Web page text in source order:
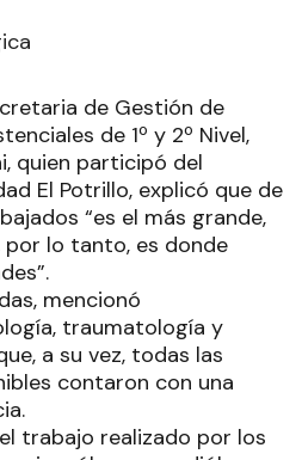
de Gestión de
de 1º y 2º Nivel,
quien participó del
El Potrillo, explicó que de
“es el más grande,
lo tanto, es donde
mencionó
traumatología y
a su vez, todas las
contaron con una
trabajo realizado por los